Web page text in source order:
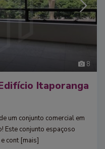
8
Itaporanga
um conjunto comercial em
Este conjunto espaçoso
cont [mais]